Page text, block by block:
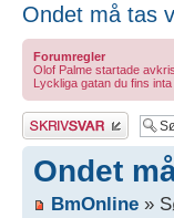
Ondet må tas
Forumregler
Olof Palme startade
Lyckliga gatan du fins inta
Skriv et svar
Ondet
BmOnline »